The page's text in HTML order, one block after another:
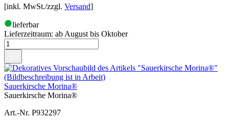
[inkl. MwSt./zzgl. Versand]
lieferbar
Lieferzeitraum: ab August bis Oktober
Sauerkirsche Morina®
Sauerkirsche Morina®
Art.-Nr. P932297